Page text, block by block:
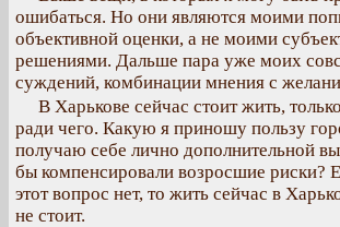
ошибаться. Но они являются моими
объективной оценки, а не моими
решениями. Дальше пара уже моих
суждений, комбинации мнения с
В Харькове сейчас стоит жить,
ради чего. Какую я приношу пользу
получаю себе лично дополнительной
бы компенсировали возросшие риски?
этот вопрос нет, то жить сейчас в
не стоит.